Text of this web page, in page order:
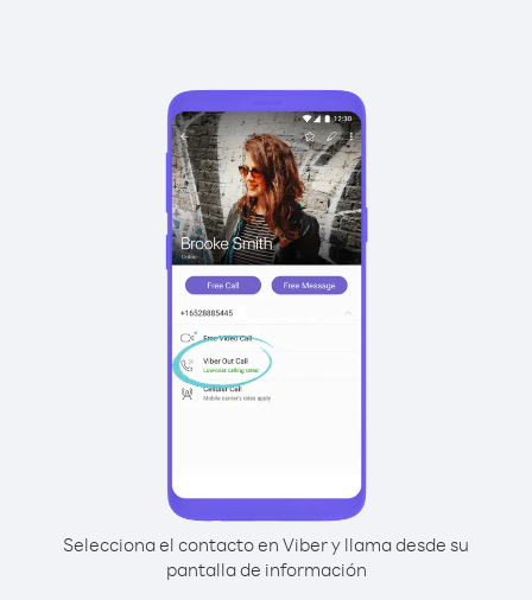
Selecciona el contacto en Viber y llama desde su
pantalla de información